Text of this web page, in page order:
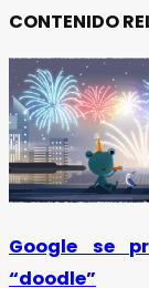
CONTENIDO
Google se
“doodle”